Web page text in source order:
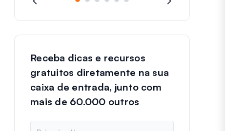
Receba dicas e recursos
gratuitos diretamente na sua
caixa de entrada, junto com
mais de 60.000 outros